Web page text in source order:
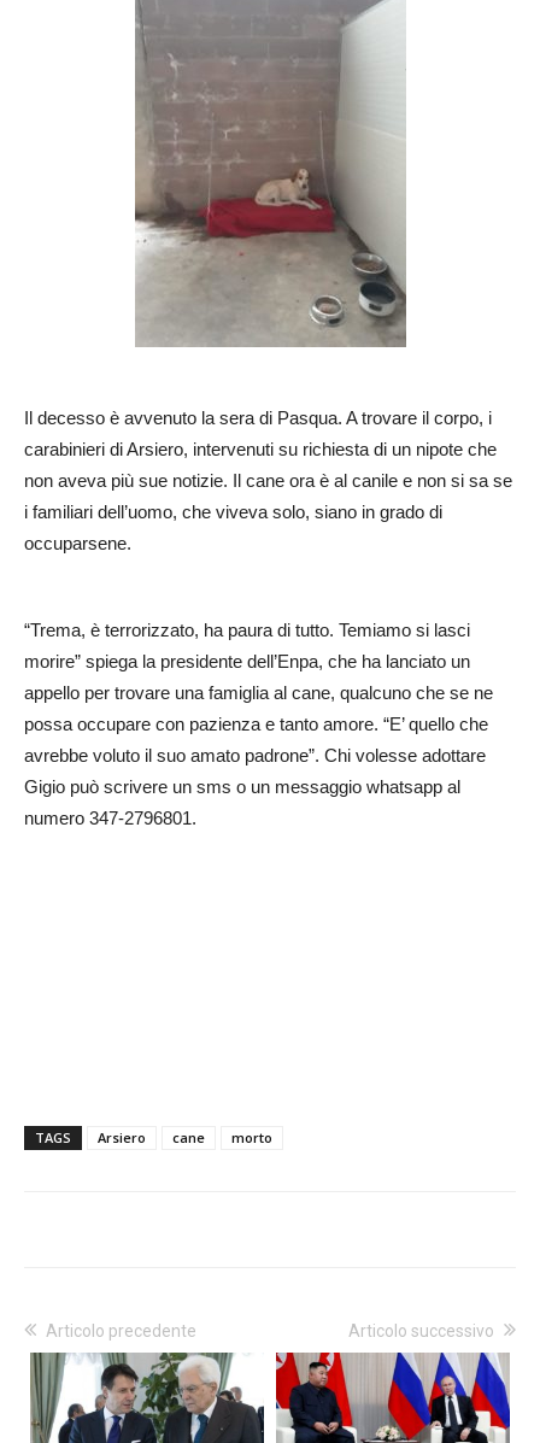
Il decesso è avvenuto la sera di Pasqua. A trovare il corpo, i
carabinieri di Arsiero, intervenuti su richiesta di un nipote che
non aveva più sue notizie. Il cane ora è al canile e non si sa se
i familiari dell’uomo, che viveva solo, siano in grado di
occuparsene.
“Trema, è terrorizzato, ha paura di tutto. Temiamo si lasci
morire” spiega la presidente dell’Enpa, che ha lanciato un
appello per trovare una famiglia al cane, qualcuno che se ne
possa occupare con pazienza e tanto amore. “E’ quello che
avrebbe voluto il suo amato padrone”. Chi volesse adottare
Gigio può scrivere un sms o un messaggio whatsapp al
numero 347-2796801.
TAGS Arsiero cane morto
Articolo precedente Articolo successivo